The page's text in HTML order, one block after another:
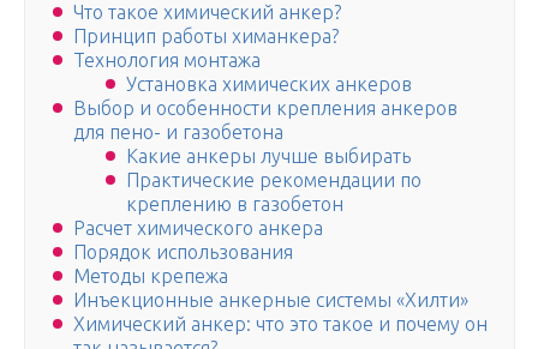
Что такое химический анкер?
Принцип работы химанкера?
Технология монтажа
Установка химических анкеров
Выбор и особенности крепления анкеров
для пено- и газобетона
Какие анкеры лучше выбирать
Практические рекомендации по
креплению в газобетон
Расчет химического анкера
Порядок использования
Методы крепежа
Инъекционные анкерные системы «Хилти»
Химический анкер: что это такое и почему он